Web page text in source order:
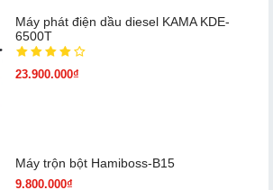
Máy phát điện dầu diesel KAMA KDE-
6500T
23.900.000₫
Máy trộn bột Hamiboss-B15
9.800.000₫